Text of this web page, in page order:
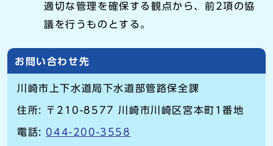
適切な管理を確保する観点から、前2項の協
議を行うものとする。
お問い合わせ先
川崎市上下水道局下水道部管路保全課
住所: 〒210-8577 川崎市川崎区宮本町1番地
電話: 044-200-3558